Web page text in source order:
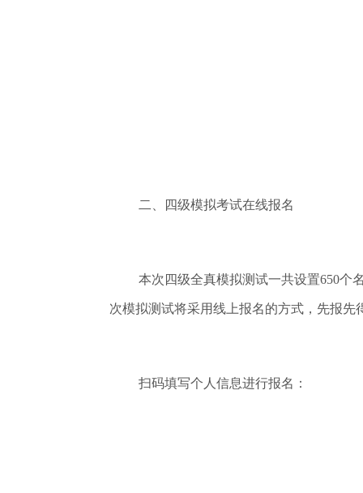
二、四级模拟考试在线报名
本次四级全真模拟测试一共设置650个
次模拟测试将采用线上报名的方式，先报先
扫码填写个人信息进行报名：